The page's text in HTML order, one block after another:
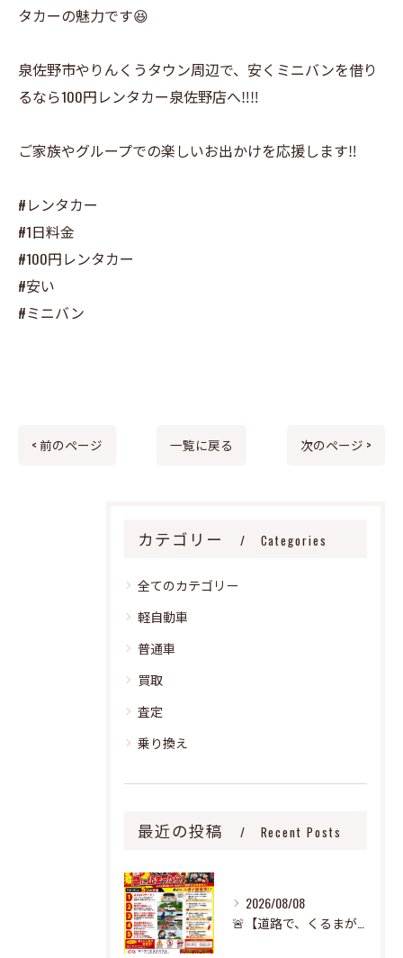
タカーの魅力です😆
泉佐野市やりんくうタウン周辺で、安くミニバンを借り
るなら100円レンタカー泉佐野店へ‼️‼️
ご家族やグループでの楽しいお出かけを応援します‼️
#レンタカー
#1日料金
#100円レンタカー
#安い
#ミニバン
< 前のページ 一覧に戻る 次のページ >
カテゴリー Categories
全てのカテゴリー
軽自動車
普通車
買取
査定
乗り換え
最近の投稿 Recent Posts
2026/08/08